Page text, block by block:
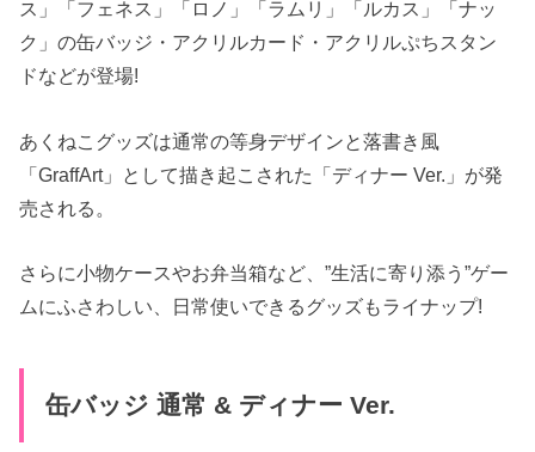
ス」「フェネス」「ロノ」「ラムリ」「ルカス」「ナッ
ク」の缶バッジ・アクリルカード・アクリルぷちスタン
ドなどが登場!
あくねこグッズは通常の等身デザインと落書き風
「GraffArt」として描き起こされた「ディナー Ver.」が発
売される。
さらに小物ケースやお弁当箱など、”生活に寄り添う”ゲー
ムにふさわしい、日常使いできるグッズもライナップ!
缶バッジ 通常 & ディナー Ver.